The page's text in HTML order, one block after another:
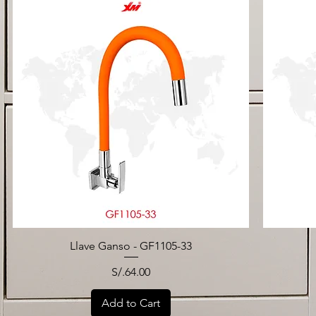
Llave Ganso - GF1105-33
Price
S/.64.00
Add to Cart